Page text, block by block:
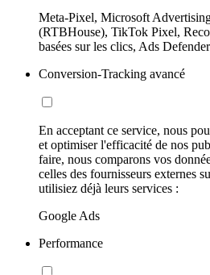
Meta-Pixel, Microsoft
(RTBHouse), TikTok Pixel,
basées sur les clics, Ads Defender
Conversion-Tracking avancé
En acceptant ce service, nous
et optimiser l'efficacité de nos
faire, nous comparons vos
celles des fournisseurs externes
utilisiez déjà leurs services :
Google Ads
Performance